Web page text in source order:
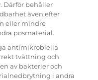
Därför behåller
även efter
eller mindre
posmaterial.
antimikrobiella
tvättning och
av bakterier och
i andra